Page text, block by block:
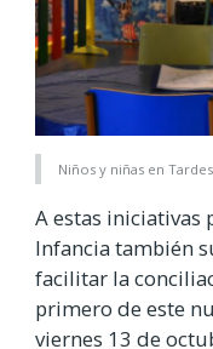
Niños y niñas en
A estas iniciativas
Infancia también
facilitar la
primero de este
viernes 13 de